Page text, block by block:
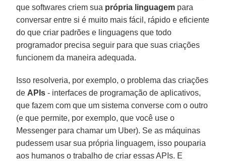
que softwares criem sua própria linguagem para
conversar entre si é muito mais fácil, rápido e eficiente
do que criar padrões e linguagens que todo
programador precisa seguir para que suas criações
funcionem da maneira adequada.
Isso resolveria, por exemplo, o problema das criações
deAPIs - interfaces de programação de aplicativos,
que fazem com que um sistema converse com o outro
(e que permite, por exemplo, que você use o
Messenger para chamar um Uber). Se as máquinas
pudessem usar sua própria linguagem, isso pouparia
aos humanos o trabalho de criar essas APIs. E